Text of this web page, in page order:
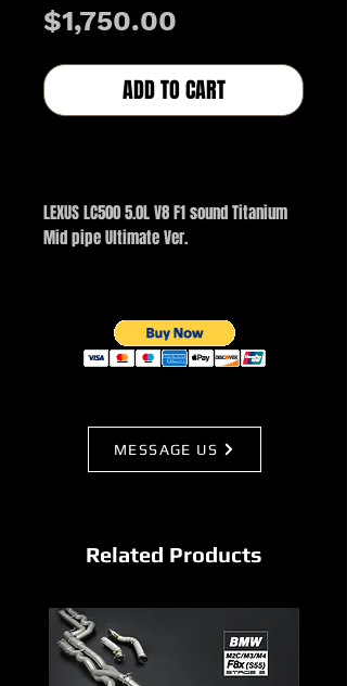
$1,750.00
ADD TO CART
LEXUS LC500 5.0L V8 F1 sound Titanium
Mid pipe Ultimate Ver.
MESSAGE US
Related Products